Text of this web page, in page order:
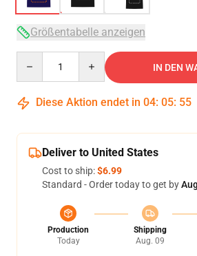
Größentabelle anzeigen
IN DEN
Diese Aktion endet in 04: 05: 54
Deliver to United States
Cost to ship:$6.99
Standard - Order today to get by
Production
Today
Shipping
Aug. 09